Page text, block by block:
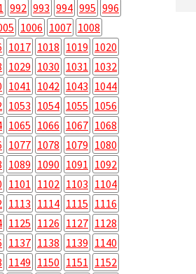
992 993 994 995 996
1006 1007 1008
1017 1018 1019 1020
1029 1030 1031 1032
1041 1042 1043 1044
1053 1054 1055 1056
1065 1066 1067 1068
1077 1078 1079 1080
1089 1090 1091 1092
1101 1102 1103 1104
1113 1114 1115 1116
1125 1126 1127 1128
1137 1138 1139 1140
1149 1150 1151 1152